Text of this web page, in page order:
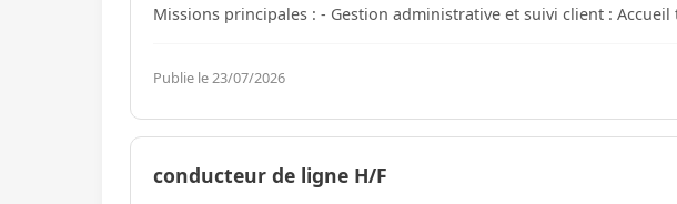
Missions principales : - Gestion administrative et suivi client :
Publie le 23/07/2026
conducteur de ligne H/F